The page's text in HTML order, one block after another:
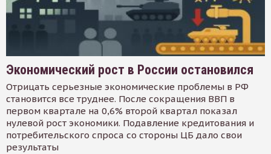
Экономический рост в России остановился
Отрицать серьезные экономические проблемы в РФ
становится все труднее. После сокращения ВВП в
первом квартале на 0,6% второй квартал показал
нулевой рост экономики. Подавление кредитования и
потребительского спроса со стороны ЦБ дало свои
результаты